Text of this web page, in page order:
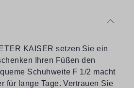
KAISER setzen Sie ein
Ihren Füßen den
Schuhweite F 1/2 macht
für lange Tage. Vertrauen Sie